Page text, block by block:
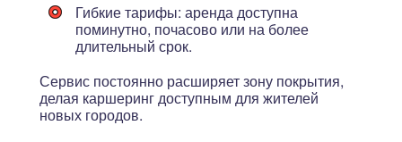
Гибкие тарифы: аренда доступна
поминутно, почасово или на более
длительный срок.
Сервис постоянно расширяет зону покрытия,
делая каршеринг доступным для жителей
новых городов.